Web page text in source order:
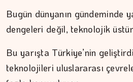
Bugün dünyanın gündeminde
dengeleri değil, teknolojik
Bu yarışta Türkiye’nin
teknolojileri uluslararası